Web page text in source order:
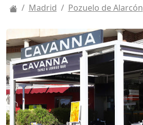
Madrid Pozuelo de Alarcón